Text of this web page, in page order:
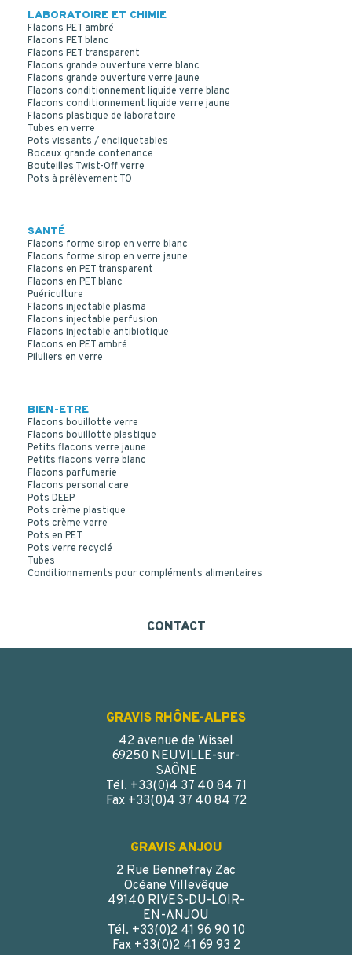
CLEAR GLASS 100 ML SYRUP BOTTLE PP 28
AMBER GLASS 100 ML BOTTLE NECK PP 28
100 ML CLEAR GLASS TABLET JAR PH 40
LABORATOIRE ET CHIMIE
Flacons PET ambré
Flacons PET blanc
Flacons PET transparent
Flacons grande ouverture verre blanc
Flacons grande ouverture verre jaune
Flacons conditionnement liquide verre blanc
Flacons conditionnement liquide verre jaune
Flacons plastique de laboratoire
Tubes en verre
Pots vissants / encliquetables
Bocaux grande contenance
Bouteilles Twist-Off verre
Pots à prélèvement TO
SANTÉ
Flacons forme sirop en verre blanc
Flacons forme sirop en verre jaune
Flacons en PET transparent
Flacons en PET blanc
Puériculture
Flacons injectable plasma
Flacons injectable perfusion
Flacons injectable antibiotique
Flacons en PET ambré
Piluliers en verre
BIEN-ETRE
Flacons bouillotte verre
Flacons bouillotte plastique
Petits flacons verre jaune
Petits flacons verre blanc
Flacons parfumerie
Flacons personal care
Pots DEEP
Pots crème plastique
Pots crème verre
Pots en PET
Pots verre recyclé
Tubes
Conditionnements pour compléments alimentaires
CONTACT
GRAVIS RHÔNE-ALPES
42 avenue de Wissel
69250 NEUVILLE-sur-
SAÔNE
Tél. +33(0)4 37 40 84 71
Fax +33(0)4 37 40 84 72
GRAVIS ANJOU
2 Rue Bennefray Zac
Océane Villevêque
49140 RIVES-DU-LOIR-
EN-ANJOU
Tél. +33(0)2 41 96 90 10
Fax +33(0)2 41 69 93 2